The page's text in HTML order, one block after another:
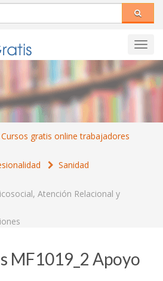
Cursos gratis online trabajadores
Sanidad
Atención Relacional y
MF1019_2 Apoyo